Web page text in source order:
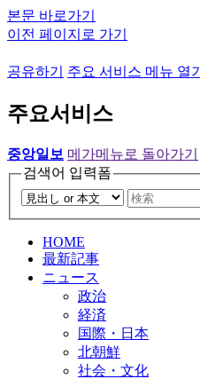
본문 바로가기
이전 페이지로 가기
공유하기 주요 서비스 메뉴 열기
주요서비스
중앙일보 메가메뉴로 돌아가기
검색어 입력폼
HOME
最新記事
ニュース
政治
経済
国際・日本
北朝鮮
社会・文化